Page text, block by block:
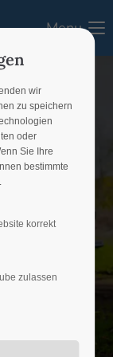
Menu
wir
zu speichern
oder
Sie Ihre
bestimmte
korrekt
zulassen